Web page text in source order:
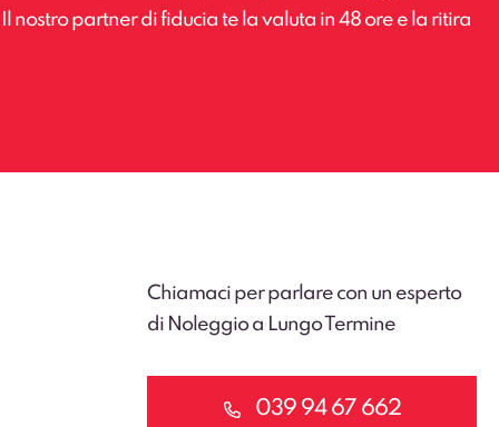
nostro partner di fiducia te la valuta in 48 ore e la ritira
Chiamaci per parlare con un esperto
di Noleggio a Lungo Termine
039 94 67 662